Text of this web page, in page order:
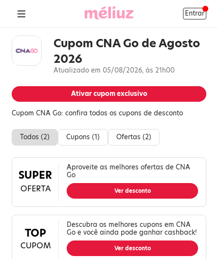
Entrar
Cupom CNA Go de Agosto
2026
Atualizado em 05/08/2026, às 21h00
Ativar cupom exclusivo
Cupom CNA Go: confira todos os cupons de desconto
Todos (2) Cupons (1) Ofertas (2)
SUPER
OFERTA
Aproveite as melhores ofertas de CNA
Go
Ver desconto
TOP
CUPOM
Descubra os melhores cupons em CNA
Go e você ainda pode ganhar cashback!
Ver desconto